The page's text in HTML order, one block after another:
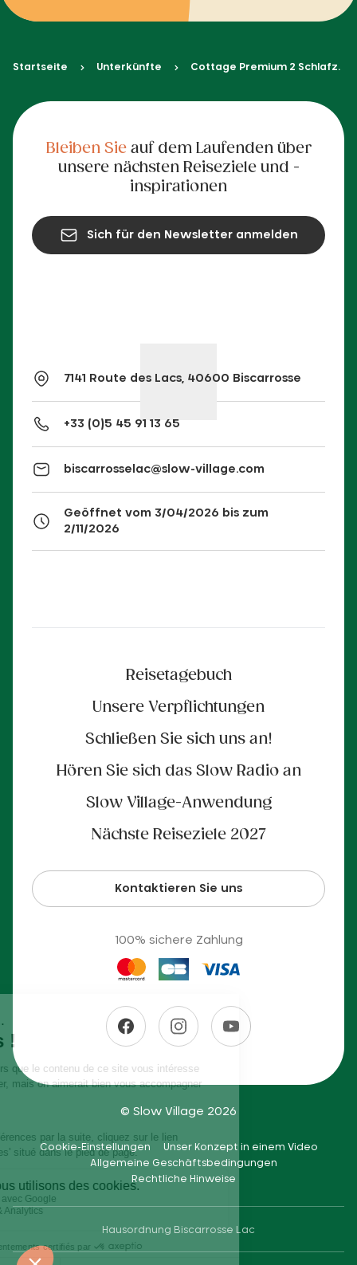
Startseite Unterkünfte Cottage Premium 2 Schlafz.
7141 Route des Lacs, 40600 Biscarrosse
+33 (0)5 45 91 13 65
biscarrosselac@slow-village.com
Geöffnet vom 3/04/2026 bis zum
2/11/2026
Reisetagebuch
Unsere Verpflichtungen
Schließen Sie sich uns an!
Hören Sie sich das Slow Radio an
Slow Village-Anwendung
Nächste Reiseziele 2027
Kontaktieren Sie uns
100% sichere Zahlung
Bleiben Sieauf dem Laufenden über
unsere nächsten Reiseziele und -
inspirationen
Sich für den Newsletter anmelden
© Slow Village 2026
Cookie-Einstellungen
Unser Konzept in einem Video
Allgemeine Geschäftsbedingungen
Rechtliche Hinweise
Hausordnung Biscarrosse Lac